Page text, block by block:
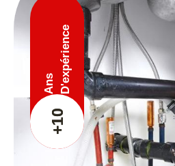
+10
Ans D'expérience